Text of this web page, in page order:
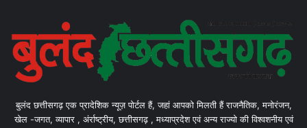
बुलंद छत्तीसगढ़ एक प्रादेशिक न्यूज़ पोर्टल हैं, जहां आपको मिलती हैं राजनैतिक, मनोरंजन,
खेल -जगत, व्यापार , अंर्राष्ट्रीय, छत्तीसगढ़ , मध्याप्रदेश एवं अन्य राज्यो की विश्वशनीय एवं